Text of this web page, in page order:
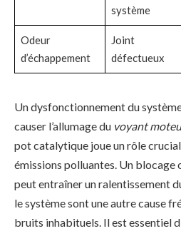
système
Odeur
d’échappement
Joint
défectueux
Un dysfonctionnement du
causer l’allumage du voyant
pot catalytique joue un rôle
émissions polluantes. Un blocage
peut entraîner un ralentissement
le système sont une autre cause
bruits inhabituels. Il est essentiel